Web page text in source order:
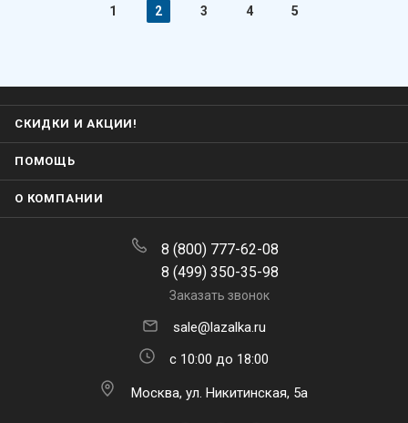
1 2 3 4 5
СКИДКИ И АКЦИИ!
ПОМОЩЬ
О КОМПАНИИ
8 (800) 777-62-08
8 (499) 350-35-98
Заказать звонок
sale@lazalka.ru
с 10:00 до 18:00
Москва, ул. Никитинская, 5а